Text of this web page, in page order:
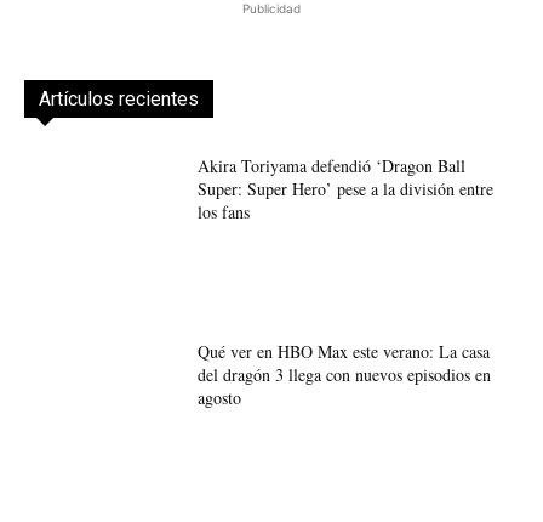
Publicidad
Artículos recientes
Akira Toriyama defendió ‘Dragon Ball
Super: Super Hero’ pese a la división entre
los fans
Qué ver en HBO Max este verano: La casa
del dragón 3 llega con nuevos episodios en
agosto